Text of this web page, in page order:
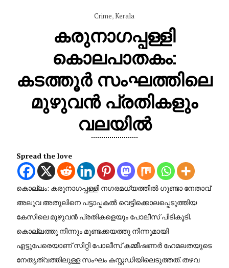
Crime,Kerala
കരുനാഗപ്പള്ളി
കൊലപാതകം:
കടത്തൂർ സംഘത്തിലെ
മുഴുവൻ പ്രതികളും
വലയിൽ
Spread the love
കൊല്ലം: കരുനാഗപ്പള്ളി നഗരമധ്യത്തിൽ ഗുണ്ടാ നേതാവ്
അലുവ അതുലിനെ പട്ടാപ്പകൽ വെട്ടിക്കൊലപ്പെടുത്തിയ
കേസിലെ മുഴുവൻ പ്രതികളെയും പോലീസ് പിടികൂടി.
കൊല്ലത്തു നിന്നും മുണ്ടക്കയത്തു നിന്നുമായി
എട്ടുപേരെയാണ് സിറ്റി പോലീസ് കമ്മീഷണർ ഹേമലതയുടെ
നേതൃത്വത്തിലുള്ള സംഘം കസ്റ്റഡിയിലെടുത്തത്. തഴവ